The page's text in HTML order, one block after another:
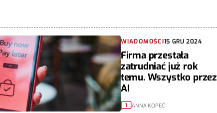
WIADOMOŚCI15 GRU 2024
Firma przestała
zatrudniać już rok
temu. Wszystko przez
AI
1 ANNA KOPEĆ